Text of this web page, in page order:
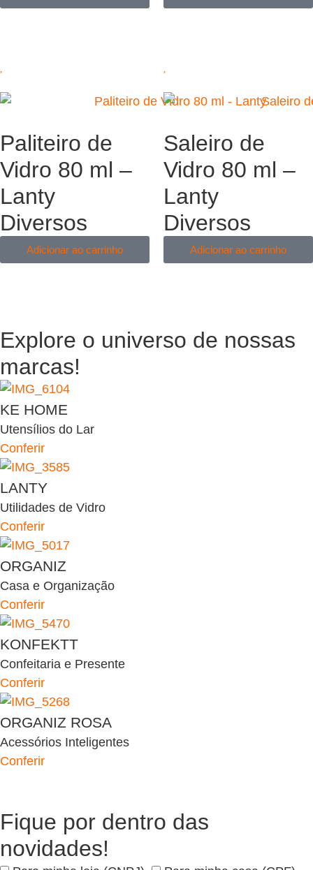
Paliteiro de
Vidro 80 ml –
Lanty
Diversos
Adicionar ao carrinho
Saleiro de
Vidro 80 ml –
Lanty
Diversos
Adicionar ao carrinho
Explore o universo de nossas
marcas!
KE HOME
Utensílios do Lar
Conferir
LANTY
Utilidades de Vidro
Conferir
ORGANIZ
Casa e Organização
Conferir
KONFEKTT
Confeitaria e Presente
Conferir
ORGANIZ ROSA
Acessórios Inteligentes
Conferir
Fique por dentro das
novidades!